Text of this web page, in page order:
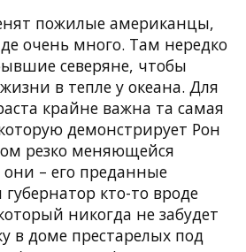
пожилые американцы,
очень много. Там нередко
северяне, чтобы
в тепле у океана. Для
крайне важна та самая
демонстрирует Рон
резко меняющейся
– его преданные
кто-то вроде
никогда не забудет
в доме престарелых под